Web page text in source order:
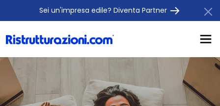
Sei un'impresa edile? Diventa Partner